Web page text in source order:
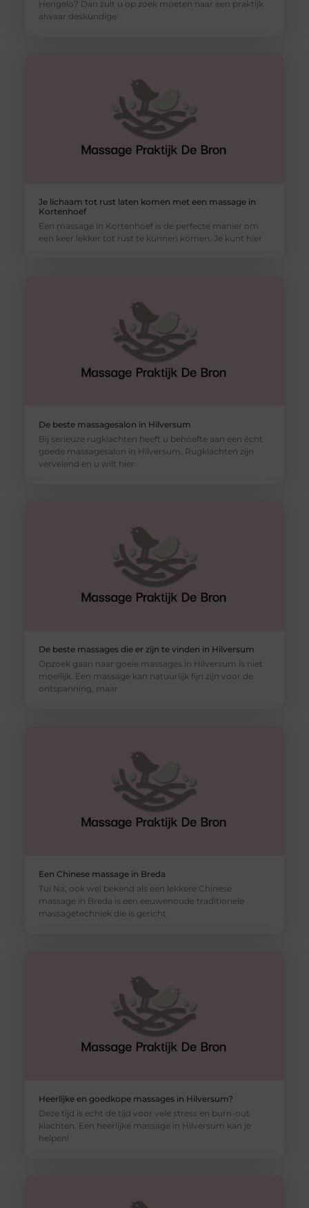
Hengelo? Dan zult u op zoek moeten naar een praktijk
alwaar deskundige
Je lichaam tot rust laten komen met een massage in
Kortenhoef
Een massage in Kortenhoef is de perfecte manier om
een keer lekker tot rust te kunnen komen. Je kunt hier
De beste massagesalon in Hilversum
Bij serieuze rugklachten heeft u behoefte aan een écht
goede massagesalon in Hilversum. Rugklachten zijn
vervelend en u wilt hier
De beste massages die er zijn te vinden in Hilversum
Opzoek gaan naar goeie massages in Hilversum is niet
moeilijk. Een massage kan natuurlijk fijn zijn voor de
ontspanning, maar
Een Chinese massage in Breda
Tui Na, ook wel bekend als een lekkere Chinese
massage in Breda is een eeuwenoude traditionele
massagetechniek die is gericht
Heerlijke en goedkope massages in Hilversum?
Deze tijd is echt de tijd voor vele stress en burn-out
klachten. Een heerlijke massage in Hilversum kan je
helpen!